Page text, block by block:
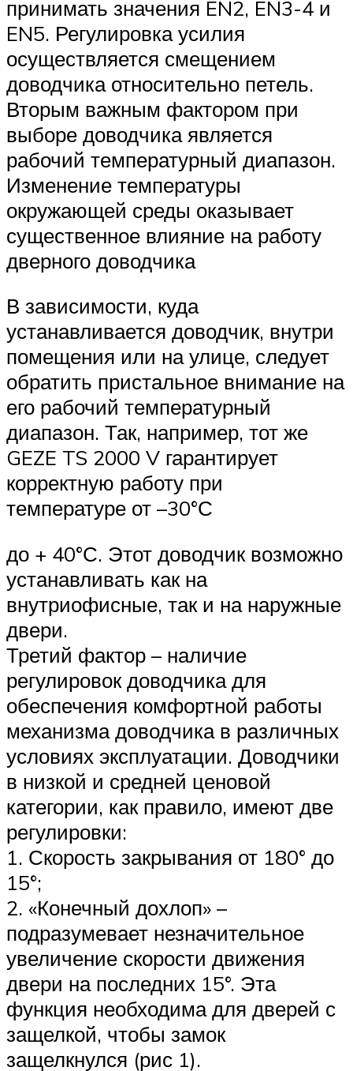
принимать значения EN2, EN3-4 и
EN5. Регулировка усилия
осуществляется смещением
доводчика относительно петель.
Вторым важным фактором при
выборе доводчика является
рабочий температурный диапазон.
Изменение температуры
окружающей среды оказывает
существенное влияние на работу
дверного доводчика
В зависимости, куда
устанавливается доводчик, внутри
помещения или на улице, следует
обратить пристальное внимание на
его рабочий температурный
диапазон. Так, например, тот же
GEZE TS 2000 V гарантирует
корректную работу при
температуре от –30°С
до + 40°С. Этот доводчик возможно
устанавливать как на
внутриофисные, так и на наружные
двери.
Третий фактор – наличие
регулировок доводчика для
обеспечения комфортной работы
механизма доводчика в различных
условиях эксплуатации. Доводчики
в низкой и средней ценовой
категории, как правило, имеют две
регулировки:
1. Скорость закрывания от 180° до
15°;
2. «Конечный дохлоп» –
подразумевает незначительное
увеличение скорости движения
двери на последних 15°. Эта
функция необходима для дверей с
защелкой, чтобы замок
защелкнулся (рис 1).